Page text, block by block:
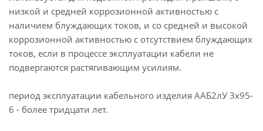
низкой и средней коррозионной активностью с
наличием блуждающих токов, и со средней и высокой
коррозионной активностью с отсутствием блуждающих
токов, если в процессе эксплуатации кабели не
подвергаются растягивающим усилиям.
период эксплуатации кабельного изделия ААБ2лУ 3х95-
6 - более тридцати лет.